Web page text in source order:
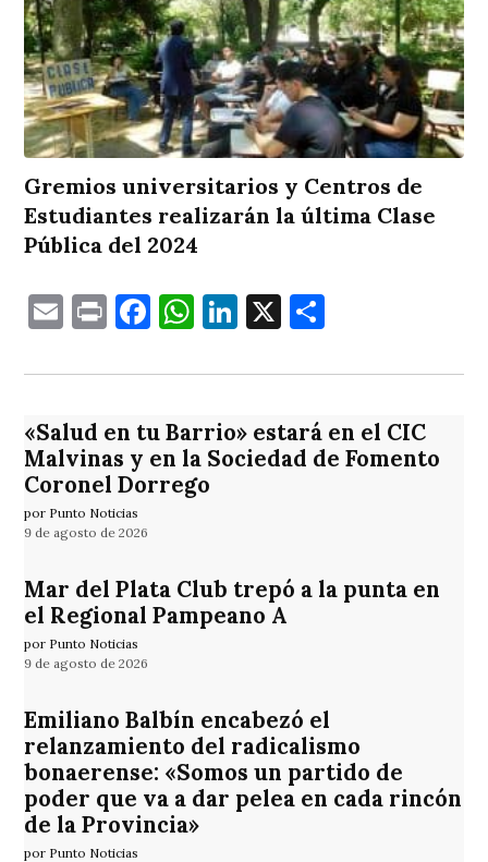
Gremios universitarios y Centros de
Estudiantes realizarán la última Clase
Pública del 2024
EmailPrintFacebook
WhatsApp
LinkedIn
X
«Salud en tu Barrio» estará en el CIC
Malvinas y en la Sociedad de Fomento
Coronel Dorrego
por Punto Noticias
9 de agosto de 2026
Mar del Plata Club trepó a la punta en
el Regional Pampeano A
por Punto Noticias
9 de agosto de 2026
Emiliano Balbín encabezó el
relanzamiento del radicalismo
bonaerense: «Somos un partido de
poder que va a dar pelea en cada rincón
de la Provincia»
por Punto Noticias